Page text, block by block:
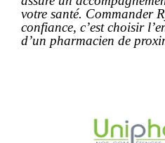
votre santé. Commander
confiance, c’est choisir
d’un pharmacien de